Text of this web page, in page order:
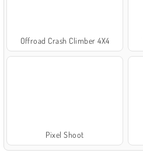
Offroad Crash Climber 4X4
Pixel Shoot